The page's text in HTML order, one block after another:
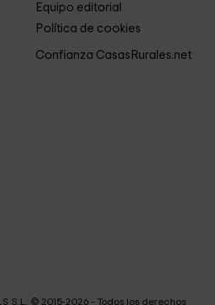
Equipo editorial
Política de cookies
Confianza CasasRurales.net
S.L. © 2015-2026 - Todos los derechos